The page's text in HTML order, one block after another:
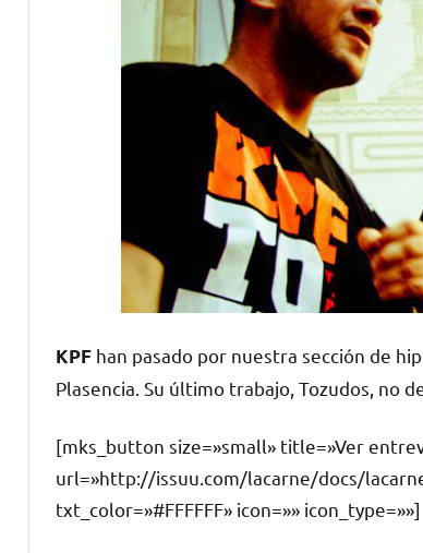
KPF han pasado por nuestra sección de
Plasencia. Su último trabajo, Tozudos , no
[mks_button size=»small» title=»Ver
url=»http://issuu.com/lacarne/docs/
txt_color=»#FFFFFF» icon=»» icon_type=»»]